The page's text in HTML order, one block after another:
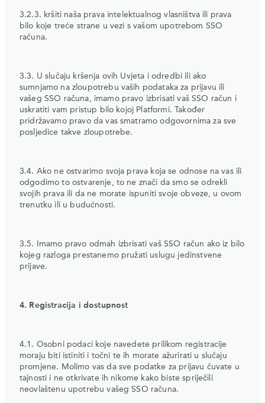
3.2.3. kršiti naša prava intelektualnog vlasništva ili prava
bilo koje treće strane u vezi s vašom upotrebom SSO
računa.
3.3. U slučaju kršenja ovih Uvjeta i odredbi ili ako
sumnjamo na zloupotrebu vaših podataka za prijavu ili
vašeg SSO računa, imamo pravo izbrisati vaš SSO račun i
uskratiti vam pristup bilo kojoj Platformi. Također
pridržavamo pravo da vas smatramo odgovornima za sve
posljedice takve zloupotrebe.
3.4. Ako ne ostvarimo svoja prava koja se odnose na vas ili
odgodimo to ostvarenje, to ne znači da smo se odrekli
svojih prava ili da ne morate ispuniti svoje obveze, u ovom
trenutku ili u budućnosti.
3.5. Imamo pravo odmah izbrisati vaš SSO račun ako iz bilo
kojeg razloga prestanemo pružati uslugu jedinstvene
prijave.
4. Registracija i dostupnost
4.1. Osobni podaci koje navedete prilikom registracije
moraju biti istiniti i točni te ih morate ažurirati u slučaju
promjene. Molimo vas da sve podatke za prijavu čuvate u
tajnosti i ne otkrivate ih nikome kako biste spriječili
neovlaštenu upotrebu vašeg SSO računa.